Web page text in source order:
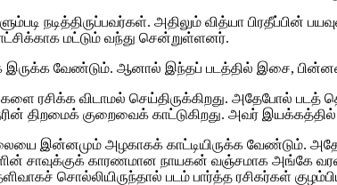
நடித்திருப்பவர்கள். அதிலும் வித்யா பிரதீப்பின்
காட்சிக்காக மட்டும் வந்து சென்றுள்ளனர்.
இருக்க வேண்டும். ஆனால் இந்தப் படத்தில் இசை,
ரசிக்க விடாமல் செய்திருக்கிறது. அதேபோல்
திறமைக் குறைவைக் காட்டுகிறது. அவர்
இன்னமும் அழகாகக் காட்டியிருக்க வேண்டும்.
சாவுக்குக் காரணமான நாயகன் வஞ்சமாக அங்கே
சொல்லியிருந்தால் படம் பார்த்த ரசிகர்கள்